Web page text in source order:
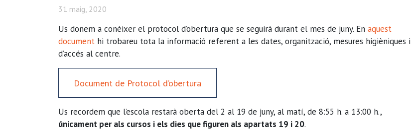
31 maig, 2020
Us donem a conèixer el protocol d’obertura que se seguirà durant el mes de juny. En aquest
document hi trobareu tota la informació referent a les dates, organització, mesures higièniques i
d’accés al centre.
Document de Protocol d’obertura
Us recordem que l’escola restarà oberta del 2 al 19 de juny, al matí, de 8:55 h. a 13:00 h.,
únicament per als cursos i els dies que figuren als apartats 19 i 20.